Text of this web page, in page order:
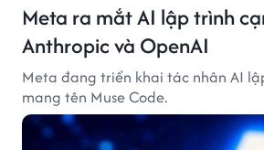
Meta ra mắt AI lập trình
Anthropic và OpenAI
Meta đang triển khai tác nhân AI
mang tên Muse Code.